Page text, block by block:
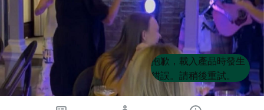
Product
List
Product
List
抱歉，載入產品時發生
錯誤。請稍後重試。